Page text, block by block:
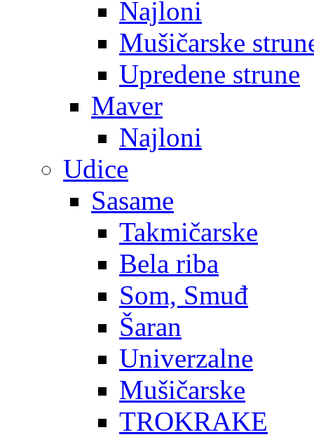
Najloni
Mušičarske
Upredene strune
Maver
Najloni
Udice
Sasame
Takmičarske
Bela riba
Som, Smuđ
Šaran
Univerzalne
Mušičarske
TROKRAKE